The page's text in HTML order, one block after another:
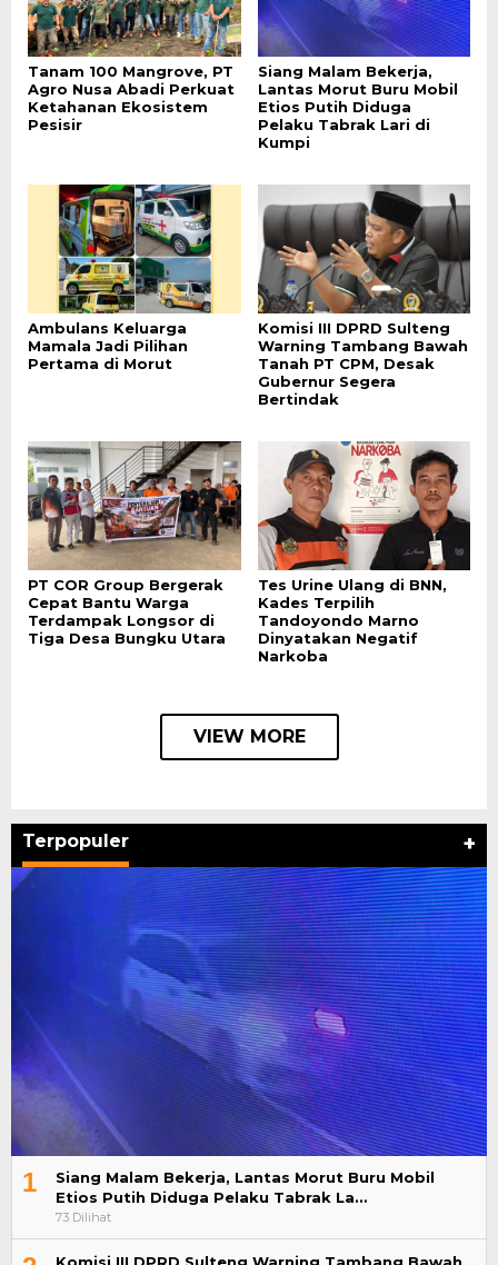
Tanam 100 Mangrove, PT
Agro Nusa Abadi Perkuat
Ketahanan Ekosistem
Pesisir
Siang Malam Bekerja,
Lantas Morut Buru Mobil
Etios Putih Diduga
Pelaku Tabrak Lari di
Kumpi
Ambulans Keluarga
Mamala Jadi Pilihan
Pertama di Morut
Komisi III DPRD Sulteng
Warning Tambang Bawah
Tanah PT CPM, Desak
Gubernur Segera
Bertindak
PT COR Group Bergerak
Cepat Bantu Warga
Terdampak Longsor di
Tiga Desa Bungku Utara
Tes Urine Ulang di BNN,
Kades Terpilih
Tandoyondo Marno
Dinyatakan Negatif
Narkoba
VIEW MORE
Terpopuler +
1
Siang Malam Bekerja, Lantas Morut Buru Mobil
Etios Putih Diduga Pelaku Tabrak La…
73 Dilihat
Komisi III DPRD Sulteng Warning Tambang Bawah